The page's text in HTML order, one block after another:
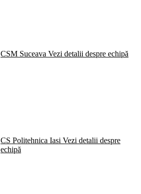
CSM Suceava Vezi detalii despre echipă
CS Politehnica Iasi Vezi detalii despre
echipă